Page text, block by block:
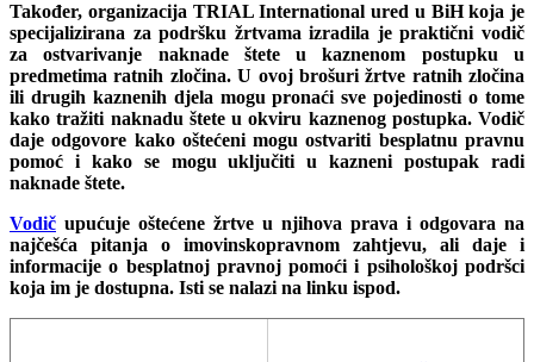
Također, organizacija TRIAL International ured u BiH koja je
specijalizirana za podršku žrtvama izradila je praktični vodič
za ostvarivanje naknade štete u kaznenom postupku u
predmetima ratnih zločina. U ovoj brošuri žrtve ratnih zločina
ili drugih kaznenih djela mogu pronaći sve pojedinosti o tome
kako tražiti naknadu štete u okviru kaznenog postupka. Vodič
daje odgovore kako oštećeni mogu ostvariti besplatnu pravnu
pomoć i kako se mogu uključiti u kazneni postupak radi
naknade štete.
Vodič upućuje oštećene žrtve u njihova prava i odgovara na
najčešća pitanja o imovinskopravnom zahtjevu, ali daje i
informacije o besplatnoj pravnoj pomoći i psihološkoj podršci
koja im je dostupna. Isti se nalazi na linku ispod.